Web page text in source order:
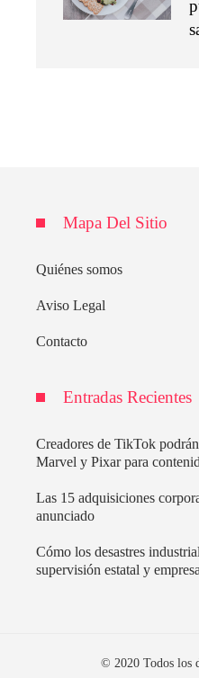
Mapa Del Sitio
Quiénes somos
Aviso Legal
Contacto
Entradas Recientes
Creadores de TikTok
Marvel y Pixar para
Las 15 adquisiciones
anunciado
Cómo los desastres
supervisión estatal y
© 2020 Todos los